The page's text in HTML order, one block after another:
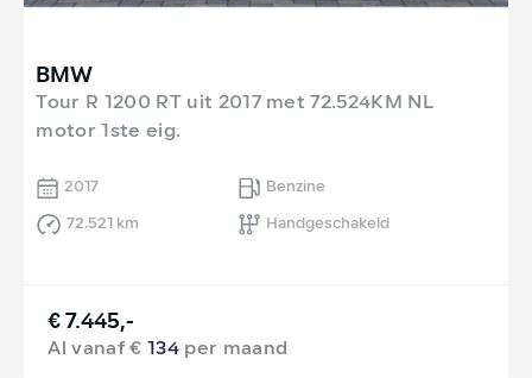
BMW
Tour R 1200 RT uit 2017 met 72.524KM NL
motor 1ste eig.
2017
Benzine
72.521 km
Handgeschakeld
€ 7.445,-
Al vanaf €134 per maand